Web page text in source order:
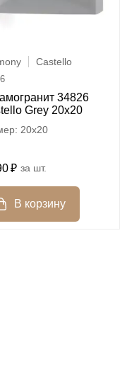
Castello
34826
Grey 20x20
20x20
шт.